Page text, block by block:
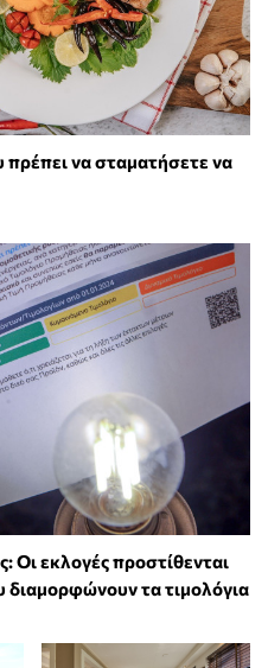
πρέπει να σταματήσετε να
Οι εκλογές προστίθενται
διαμορφώνουν τα τιμολόγια